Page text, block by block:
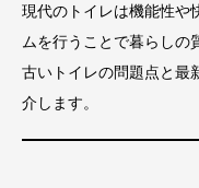
現代のトイレは機能性や
ムを行うことで暮らしの
古いトイレの問題点と最
介します。